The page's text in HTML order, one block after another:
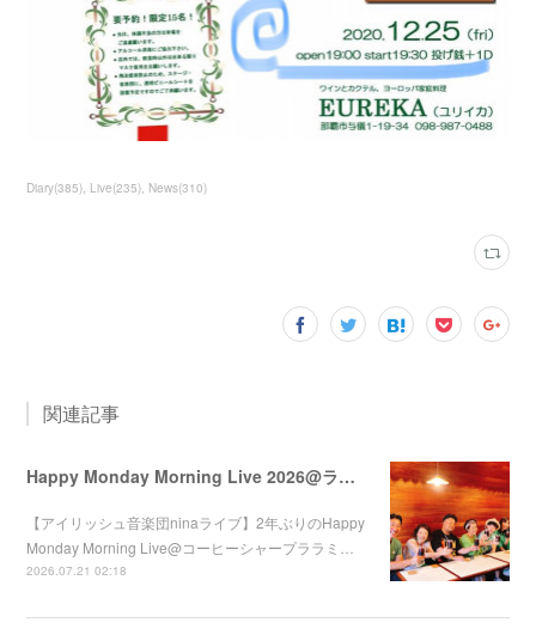
Diary(385) Live(235) News(310)
関連記事
Happy Monday Morning Live 2026@ララミー
【アイリッシュ音楽団ninaライブ】2年ぶりのHappy
Monday Morning Live@コーヒーシャープララミ…
2026.07.21 02:18